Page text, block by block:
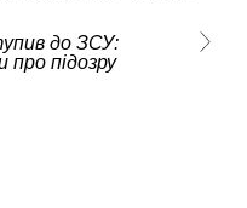
до ЗСУ:
про підозру